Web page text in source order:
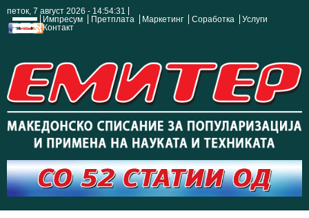
петок, 7 август 2026 - 14:54:32
Импресум
Претплата Маркетинг Соработка
Услуги
Контакт